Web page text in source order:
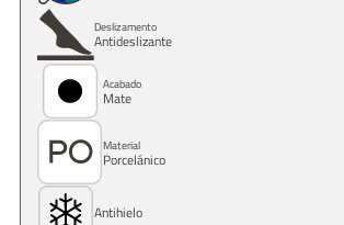
Deslizamento
Antideslizante
Acabado
Mate
Material
Porcelánico
Antihielo